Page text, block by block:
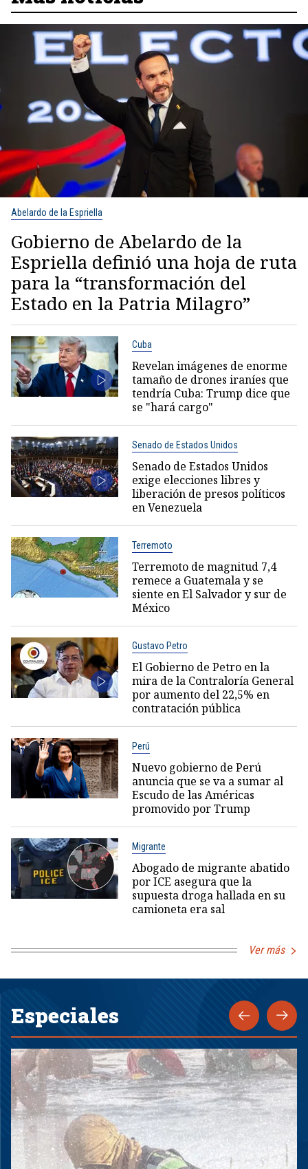
Abelardo de la Espriella
Gobierno de Abelardo de la
Espriella definió una hoja de ruta
para la “transformación del
Estado en la Patria Milagro”
Cuba
Revelan imágenes de enorme
tamaño de drones iraníes que
tendría Cuba: Trump dice que
se "hará cargo"
Senado de Estados Unidos
Senado de Estados Unidos
exige elecciones libres y
liberación de presos políticos
en Venezuela
Terremoto
Terremoto de magnitud 7,4
remece a Guatemala y se
siente en El Salvador y sur de
México
Gustavo Petro
El Gobierno de Petro en la
mira de la Contraloría General
por aumento del 22,5% en
contratación pública
Perú
Nuevo gobierno de Perú
anuncia que se va a sumar al
Escudo de las Américas
promovido por Trump
Migrante
Abogado de migrante abatido
por ICE asegura que la
supuesta droga hallada en su
camioneta era sal
Ver más
Especiales